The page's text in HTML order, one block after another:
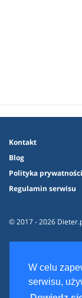
W celu
serwisu,
Kontakt
Blog
Polityka prywatności
Regulamin serwisu
© 2017 - 2026